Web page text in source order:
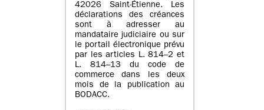
42026 Saint-Étienne. Les
déclarations des créances
sont à adresser au
mandataire judiciaire ou sur
le portail électronique prévu
par les articles L. 814–2 et
L. 814–13 du code de
commerce dans les deux
mois de la publication au
BODACC.